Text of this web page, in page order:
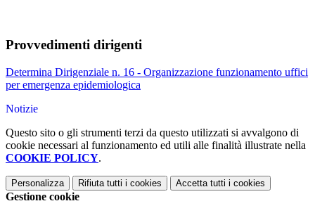
Provvedimenti dirigenti
Determina Dirigenziale n. 16 - Organizzazione funzionamento uffici
per emergenza epidemiologica
Notizie
Questo sito o gli strumenti terzi da questo utilizzati si avvalgono di
cookie necessari al funzionamento ed utili alle finalità illustrate nella
COOKIE POLICY.
Personalizza Rifiuta tutti i cookies Accetta tutti i cookies
Gestione cookie